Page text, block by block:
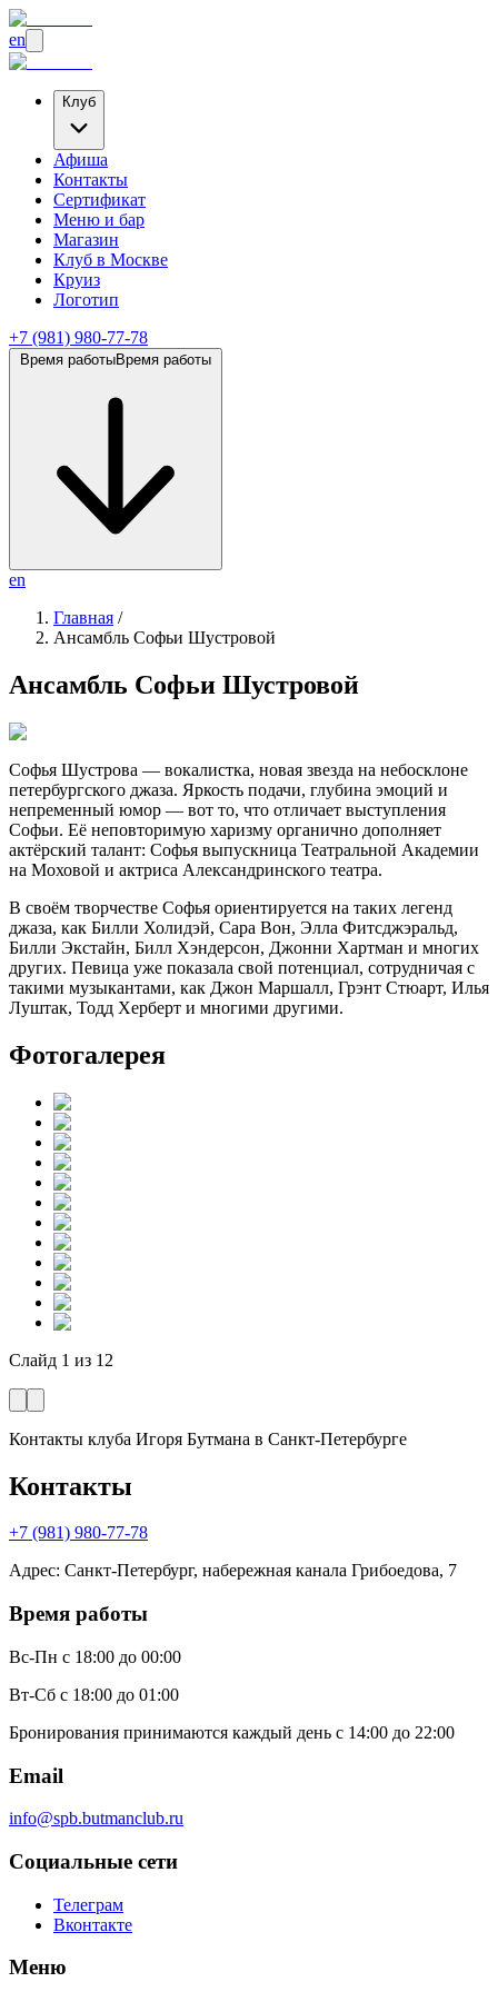
en
Клуб
Афиша
Контакты
Сертификат
Меню и бар
Магазин
Клуб в Москве
Круиз
Логотип
+7 (981) 980-77-78
Время работыВремя работы
en
Главная /
Ансамбль Софьи Шустровой
Ансамбль Софьи Шустровой
Софья Шустрова — вокалистка, новая звезда на небосклоне
петербургского джаза. Яркость подачи, глубина эмоций и
непременный юмор — вот то, что отличает выступления
Софьи. Её неповторимую харизму органично дополняет
актёрский талант: Софья выпускница Театральной Академии
на Моховой и актриса Александринского театра.
В своём творчестве Софья ориентируется на таких легенд
джаза, как Билли Холидэй, Сара Вон, Элла Фитсджэральд,
Билли Экстайн, Билл Хэндерсон, Джонни Хартман и многих
других. Певица уже показала свой потенциал, сотрудничая с
такими музыкантами, как Джон Маршалл, Грэнт Стюарт, Илья
Луштак, Тодд Херберт и многими другими.
Фотогалерея
Слайд 1 из 12
Контакты клуба Игоря Бутмана в Санкт-Петербурге
Контакты
+7 (981) 980-77-78
Адрес: Санкт-Петербург, набережная канала Грибоедова, 7
Время работы
Вс-Пн с 18:00 до 00:00
Вт-Сб с 18:00 до 01:00
Бронирования принимаются каждый день с 14:00 до 22:00
Email
info@spb.butmanclub.ru
Социальные сети
Телеграм
Вконтакте
Меню